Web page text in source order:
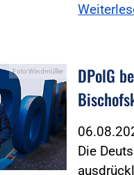
Foto:Windmüller
DPolG
Die